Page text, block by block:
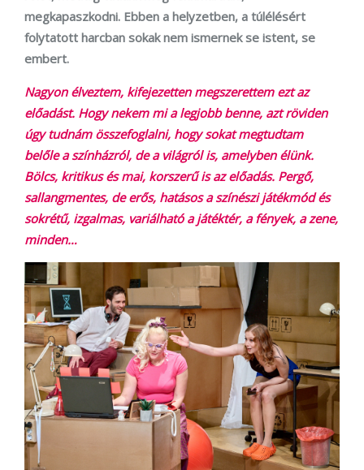
megkapaszkodni. Ebben a helyzetben, a túlélésért
folytatott harcban sokak nem ismernek se istent, se
embert.
Nagyon élveztem, kifejezetten megszerettem ezt az
előadást. Hogy nekem mi a legjobb benne, azt röviden
úgy tudnám összefoglalni, hogy sokat megtudtam
belőle a színházról, de a világról is, amelyben élünk.
Bölcs, kritikus és mai, korszerű is az előadás. Pergő,
sallangmentes, de erős, hatásos a színészi játékmód és
sokrétű, izgalmas, variálható a játéktér, a fények, a zene,
minden…